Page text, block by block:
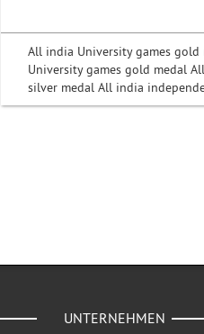
All india University games
University games gold medal
silver medal All india
UNTERNEHMEN